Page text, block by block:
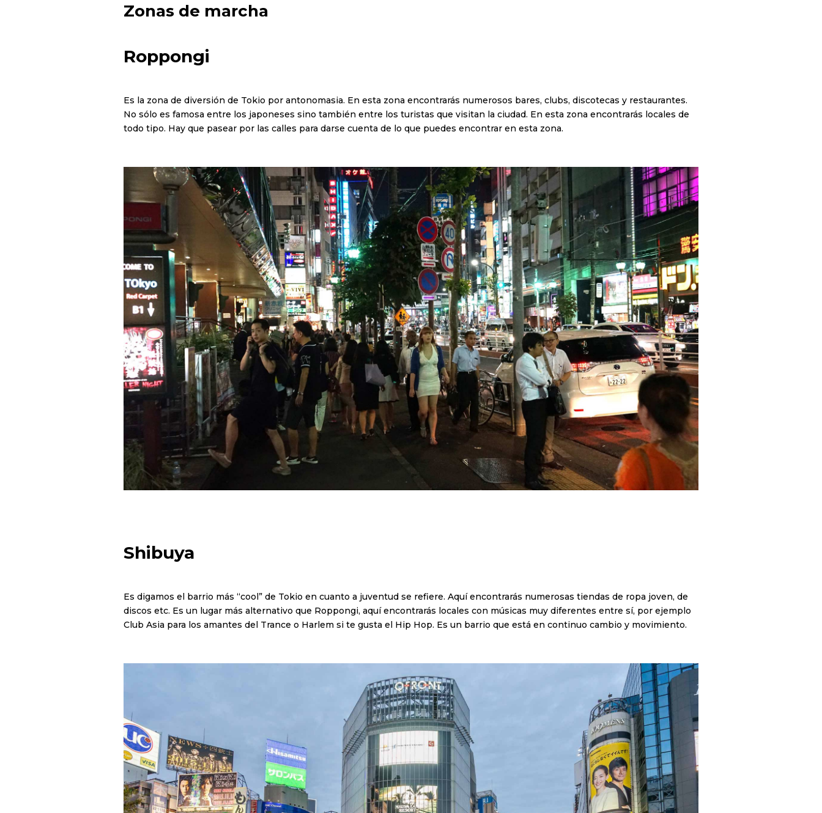
Zonas de marcha
Roppongi
Es la zona de diversión de Tokio por antonomasia. En esta zona encontrarás numerosos bares, clubs, discotecas y restaurantes.
No sólo es famosa entre los japoneses sino también entre los turistas que visitan la ciudad. En esta zona encontrarás locales de
todo tipo. Hay que pasear por las calles para darse cuenta de lo que puedes encontrar en esta zona.
Shibuya
Es digamos el barrio más “cool” de Tokio en cuanto a juventud se refiere. Aquí encontrarás numerosas tiendas de ropa joven, de
discos etc. Es un lugar más alternativo que Roppongi, aquí encontrarás locales con músicas muy diferentes entre sí, por ejemplo
Club Asia para los amantes del Trance o Harlem si te gusta el Hip Hop. Es un barrio que está en continuo cambio y movimiento.